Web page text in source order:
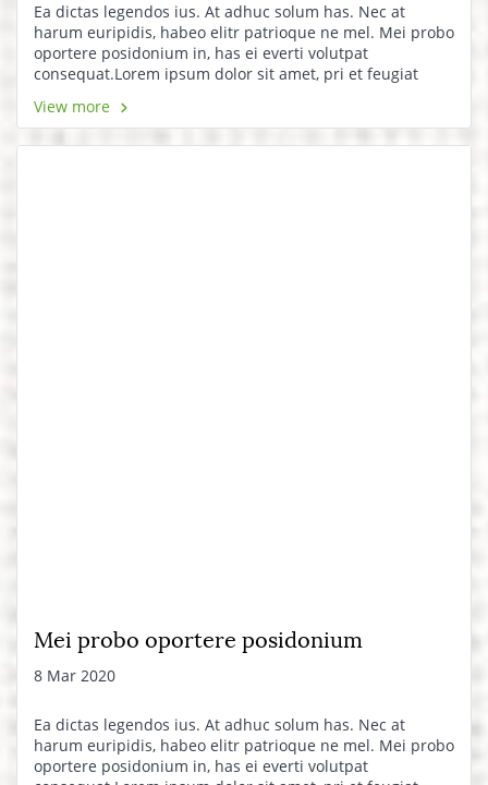
Ea dictas legendos ius. At adhuc solum has. Nec at
harum euripidis, habeo elitr patrioque ne mel. Mei probo
oportere posidonium in, has ei everti volutpat
consequat.Lorem ipsum dolor sit amet, pri et feugiat
ius. At adhuc solum has.
View more
Mei probo oportere posidonium
8 Mar 2020
Ea dictas legendos ius. At adhuc solum has. Nec at
harum euripidis, habeo elitr patrioque ne mel. Mei probo
oportere posidonium in, has ei everti volutpat